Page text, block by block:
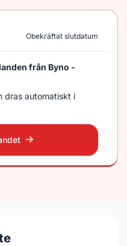
Obekräftat slutdatum
från Byno -
dras automatiskt i